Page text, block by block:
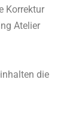
Korrektur
Atelier
die